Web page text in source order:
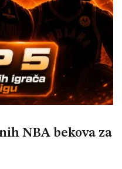
NBA bekova za